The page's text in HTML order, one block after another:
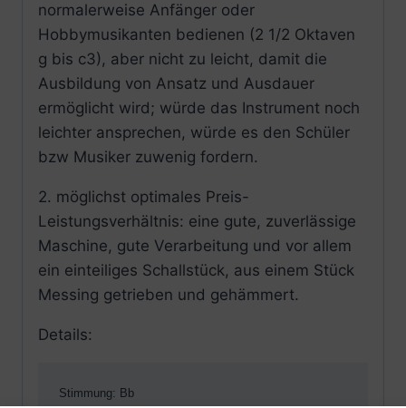
normalerweise Anfänger oder
Hobbymusikanten bedienen (2 1/2 Oktaven
g bis c3), aber nicht zu leicht, damit die
Ausbildung von Ansatz und Ausdauer
ermöglicht wird; würde das Instrument noch
leichter ansprechen, würde es den Schüler
bzw Musiker zuwenig fordern.
2. möglichst optimales Preis-
Leistungsverhältnis: eine gute, zuverlässige
Maschine, gute Verarbeitung und vor allem
ein einteiliges Schallstück, aus einem Stück
Messing getrieben und gehämmert.
Details:
Stimmung: Bb